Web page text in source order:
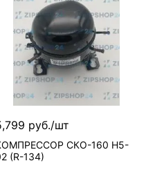
руб./шт
СКО-160 H5-
(R-134)